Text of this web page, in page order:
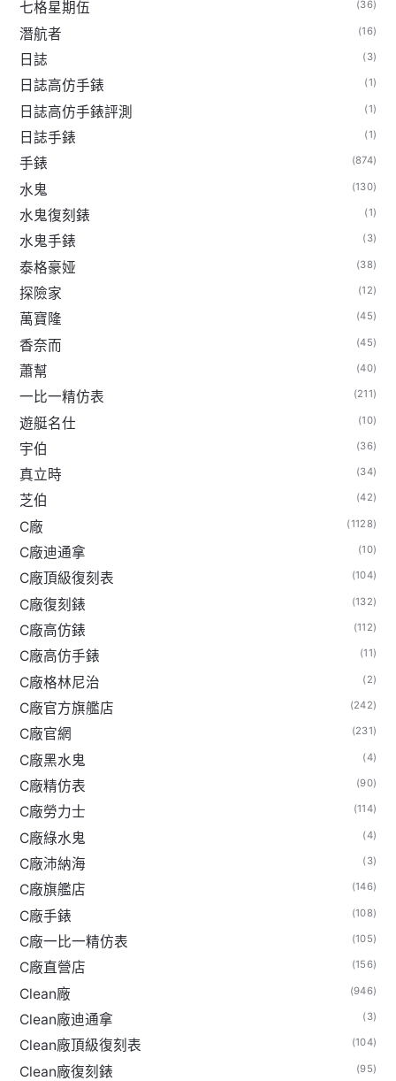
七格星期伍 (36)
潛航者 (16)
日誌 (3)
日誌高仿手錶 (1)
日誌高仿手錶評測 (1)
日誌手錶 (1)
手錶 (874)
水鬼 (130)
水鬼復刻錶 (1)
水鬼手錶 (3)
泰格豪娅 (38)
探險家 (12)
萬寶隆 (45)
香奈而 (45)
蕭幫 (40)
一比一精仿表 (211)
遊艇名仕 (10)
宇伯 (36)
真立時 (34)
芝伯 (42)
C廠 (1128)
C廠迪通拿 (10)
C廠頂級復刻表 (104)
C廠復刻錶 (132)
C廠高仿錶 (112)
C廠高仿手錶 (11)
C廠格林尼治 (2)
C廠官方旗艦店 (242)
C廠官網 (231)
C廠黑水鬼 (4)
C廠精仿表 (90)
C廠勞力士 (114)
C廠綠水鬼 (4)
C廠沛納海 (3)
C廠旗艦店 (146)
C廠手錶 (108)
C廠一比一精仿表 (105)
C廠直營店 (156)
Clean廠 (946)
Clean廠迪通拿 (3)
Clean廠頂級復刻表 (104)
Clean廠復刻錶 (95)